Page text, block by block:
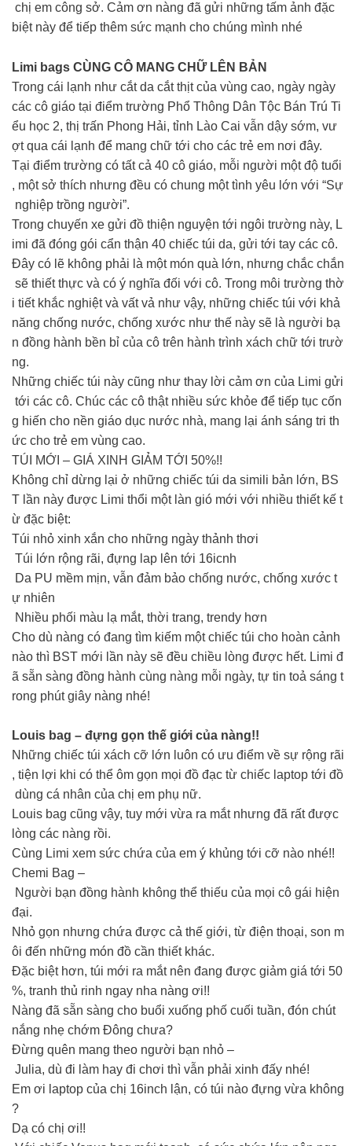
chị em công sở. Cảm ơn nàng đã gửi những tấm ảnh đặc
biệt này để tiếp thêm sức mạnh cho chúng mình nhé
Limi bags CÙNG CÔ MANG CHỮ LÊN BẢN
Trong cái lạnh như cắt da cắt thịt của vùng cao, ngày ngày
các cô giáo tại điểm trường Phổ Thông Dân Tộc Bán Trú Ti
ểu học 2, thị trấn Phong Hải, tỉnh Lào Cai vẫn dậy sớm, vư
ợt qua cái lạnh để mang chữ tới cho các trẻ em nơi đây.
Tại điểm trường có tất cả 40 cô giáo, mỗi người một độ tuổi
, một sở thích nhưng đều có chung một tình yêu lớn với “Sự
nghiệp trồng người”.
Trong chuyến xe gửi đồ thiện nguyện tới ngôi trường này, L
imi đã đóng gói cẩn thận 40 chiếc túi da, gửi tới tay các cô.
Đây có lẽ không phải là một món quà lớn, nhưng chắc chắn
sẽ thiết thực và có ý nghĩa đối với cô. Trong môi trường thờ
i tiết khắc nghiệt và vất vả như vậy, những chiếc túi với khả
năng chống nước, chống xước như thế này sẽ là người bạ
n đồng hành bền bỉ của cô trên hành trình xách chữ tới trườ
ng.
Những chiếc túi này cũng như thay lời cảm ơn của Limi gửi
tới các cô. Chúc các cô thật nhiều sức khỏe để tiếp tục cốn
g hiến cho nền giáo dục nước nhà, mang lại ánh sáng tri th
ức cho trẻ em vùng cao.
TÚI MỚI – GIÁ XINH GIẢM TỚI 50%!!
Không chỉ dừng lại ở những chiếc túi da simili bản lớn, BS
T lần này được Limi thổi một làn gió mới với nhiều thiết kế t
ừ đặc biệt:
Túi nhỏ xinh xắn cho những ngày thảnh thơi
Túi lớn rộng rãi, đựng lap lên tới 16icnh
Da PU mềm mịn, vẫn đảm bảo chống nước, chống xước t
ự nhiên
Nhiều phối màu lạ mắt, thời trang, trendy hơn
Cho dù nàng có đang tìm kiếm một chiếc túi cho hoàn cảnh
nào thì BST mới lần này sẽ đều chiều lòng được hết. Limi đ
ã sẵn sàng đồng hành cùng nàng mỗi ngày, tự tin toả sáng t
rong phút giây nàng nhé!
Louis bag – đựng gọn thế giới của nàng!!
Những chiếc túi xách cỡ lớn luôn có ưu điểm về sự rộng rãi
, tiện lợi khi có thể ôm gọn mọi đồ đạc từ chiếc laptop tới đồ
dùng cá nhân của chị em phụ nữ.
Louis bag cũng vậy, tuy mới vừa ra mắt nhưng đã rất được
lòng các nàng rồi.
Cùng Limi xem sức chứa của em ý khủng tới cỡ nào nhé!!
Chemi Bag –
Người bạn đồng hành không thể thiếu của mọi cô gái hiện
đại.
Nhỏ gọn nhưng chứa được cả thế giới, từ điện thoại, son m
ôi đến những món đồ cần thiết khác.
Đặc biệt hơn, túi mới ra mắt nên đang được giảm giá tới 50
%, tranh thủ rinh ngay nha nàng ơi!!
Nàng đã sẵn sàng cho buổi xuống phố cuối tuần, đón chút
nắng nhẹ chớm Đông chưa?
Đừng quên mang theo người bạn nhỏ –
Julia, dù đi làm hay đi chơi thì vẫn phải xinh đấy nhé!
Em ơi laptop của chị 16inch lận, có túi nào đựng vừa không
?
Dạ có chị ơi!!